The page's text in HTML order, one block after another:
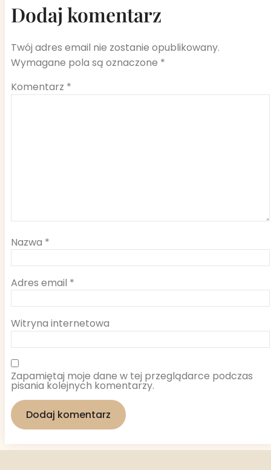
Dodaj komentarz
Twój adres email nie zostanie opublikowany.
Wymagane pola są oznaczone *
Komentarz *
Nazwa *
Adres email *
Witryna internetowa
Zapamiętaj moje dane w tej przeglądarce podczas
pisania kolejnych komentarzy.